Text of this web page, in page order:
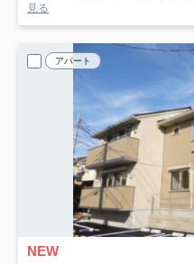
見る
アパート
NEW